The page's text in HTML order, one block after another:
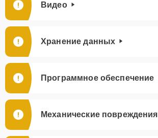
Видео
Хранение данных
Программное обеспечение
Механические повреждения